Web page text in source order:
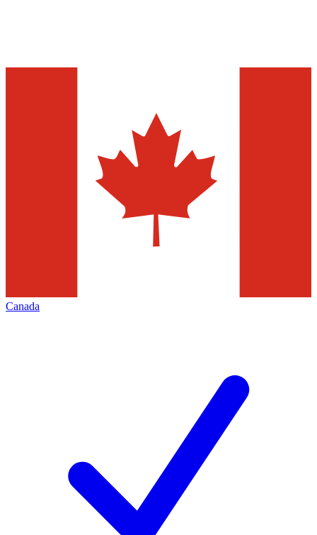
Canada